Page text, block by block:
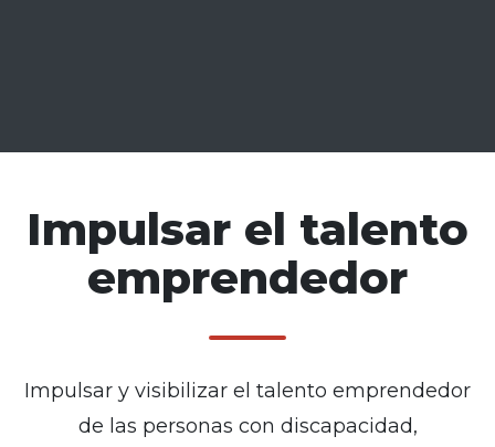
Impulsar el talento
emprendedor
Impulsar y visibilizar el talento emprendedor
de las personas con discapacidad,